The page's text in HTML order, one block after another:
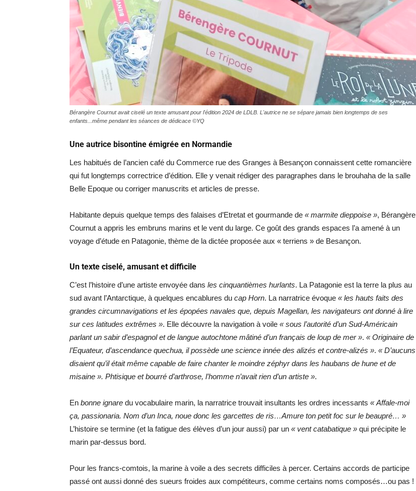
Bérangère Cournut avait ciselé un texte amusant pour l'édition 2024 de LDLB. L'autrice ne se sépare jamais bien longtemps de ses
enfants...même pendant les séances de dédicace ©YQ
Une autrice bisontine émigrée en Normandie
Les habitués de l’ancien café du Commerce rue des Granges à Besançon connaissent cette romancière
qui fut longtemps correctrice d’édition. Elle y venait rédiger des paragraphes dans le brouhaha de la salle
Belle Epoque ou corriger manuscrits et articles de presse.
Habitante depuis quelque temps des falaises d’Etretat et gourmande de « marmite dieppoise », Bérangère
Cournut a appris les embruns marins et le vent du large. Ce goût des grands espaces l’a amené à un
voyage d’étude en Patagonie, thème de la dictée proposée aux « terriens » de Besançon.
Un texte ciselé, amusant et difficile
C’est l’histoire d’une artiste envoyée dans les cinquantièmes hurlants. La Patagonie est la terre la plus au
sud avant l’Antarctique, à quelques encablures du cap Horn. La narratrice évoque « les hauts faits des
grandes circumnavigations et les épopées navales que, depuis Magellan, les navigateurs ont donné à lire
sur ces latitudes extrêmes ». Elle découvre la navigation à voile « sous l’autorité d’un Sud-Américain
parlant un sabir d’espagnol et de langue autochtone mâtiné d’un français de loup de mer ». « Originaire de
l’Equateur, d’ascendance quechua, il possède une science innée des alizés et contre-alizés ». « D’aucuns
disaient qu’il était même capable de faire chanter le moindre zéphyr dans les haubans de hune et de
misaine ». Phtisique et bourré d’arthrose, l’homme n’avait rien d’un artiste ».
En bonne ignare du vocabulaire marin, la narratrice trouvait insultants les ordres incessants « Affale-moi
ça, passionaria. Nom d’un Inca, noue donc les garcettes de ris…Amure ton petit foc sur le beaupré… »
L’histoire se termine (et la fatigue des élèves d’un jour aussi) par un « vent catabatique » qui précipite le
marin par-dessus bord.
Pour les francs-comtois, la marine à voile a des secrets difficiles à percer. Certains accords de participe
passé ont aussi donné des sueurs froides aux compétiteurs, comme certains noms composés…ou pas !